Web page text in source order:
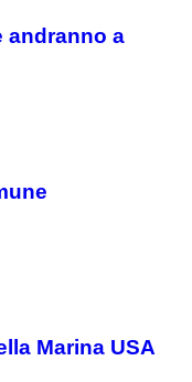
andranno a
Marina USA